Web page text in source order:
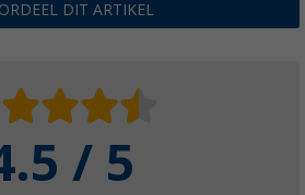
DIT ARTIKEL
/ 5